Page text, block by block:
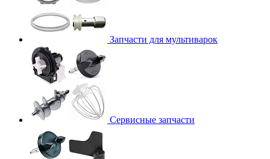
Запчасти для мультиварок
Сервисные запчасти